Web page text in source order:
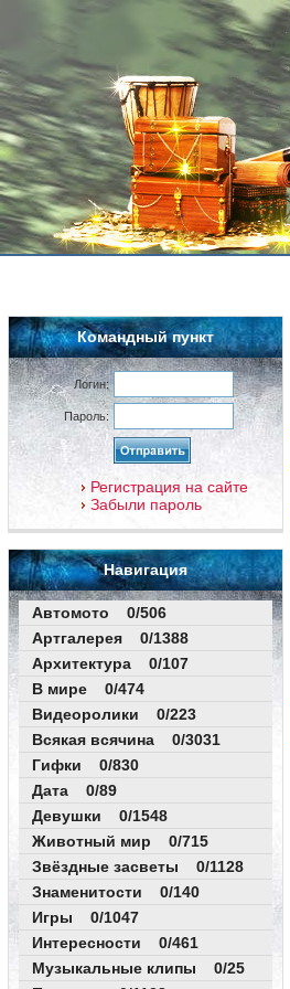
Командный пункт
Логин:
Пароль:
Регистрация на сайте
Забыли пароль
Навигация
Автомото 0/506
Артгалерея 0/1388
Архитектура 0/107
В мире 0/474
Видеоролики 0/223
Всякая всячина 0/3031
Гифки 0/830
Дата 0/89
Девушки 0/1548
Животный мир 0/715
Звёздные засветы 0/1128
Знаменитости 0/140
Игры 0/1047
Интересности 0/461
Музыкальные клипы 0/25